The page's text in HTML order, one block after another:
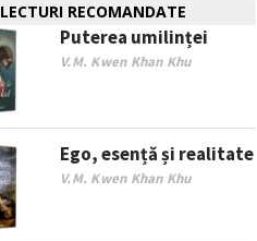
LECTURI RECOMANDATE
Puterea umilinței
V.M. Kwen Khan Khu
Ego, esență și realitate
V.M. Kwen Khan Khu